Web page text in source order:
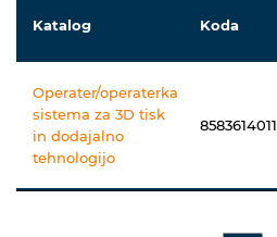
Katalog Koda
Operater/operaterka
sistema za 3D tisk
in dodajalno
tehnologijo
8583614011